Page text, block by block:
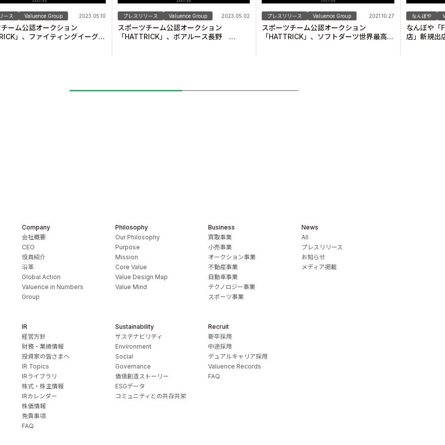
ース Valuence Group 2023.05.10
ーム公認オークション
」、ファイティングイーグル
プレスリリース Valuence Group 2023.05.02
スポーツチーム公認オークション
「HATTRICK」、ボアルース長野
プレスリリース Valuence Group 2021.10.27
スポーツチーム公認オークション
「HATTRICK」、ソフトダーツ世界最高峰
なんぼや
なんぼや「
店」新規出
Company
会社概要
CEO
役員紹介
沿革
Global Action
Valuence in Numbers
Group
Philosophy
Our Philosophy
Purpose
Mission
Core Value
Value Design Map
Value Mind
Business
買取事業
小売事業
オークション事業
不動産事業
自動車事業
テクノロジー事業
スポーツ事業
News
All
プレスリリース
お知らせ
メディア掲載
IR
経営方針
財務・業績情報
投資家の皆さまへ
IR Topics
IRライブラリ
株式・株主情報
IRカレンダー
株価情報
免責事項
FAQ
Sustainability
サステナビリティ
Environment
Social
Governance
価値創造ストーリー
ESGデータ
コミュニティとの共存共栄
Recruit
新卒採用
中途採用
デュアルキャリア採用
Valuence Records
FAQ